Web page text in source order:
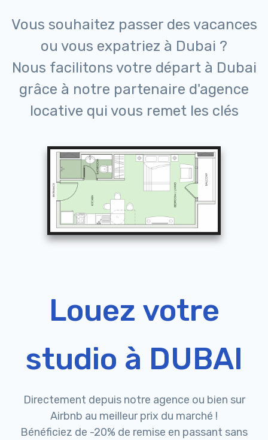
Vous souhaitez passer des vacances
ou vous expatriez à Dubai ?
Nous facilitons votre départ à Dubai
grâce à notre partenaire d'agence
locative qui vous remet les clés
Louez votre
studio à DUBAI
Directement depuis notre agence ou bien sur
Airbnb au meilleur prix du marché !
Bénéficiez de -20% de remise en passant sans